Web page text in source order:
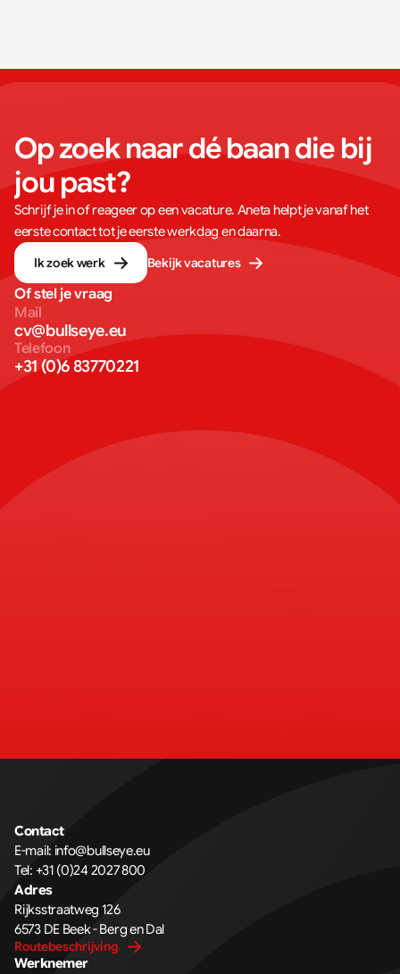
Op zoek naar dé baan die bij
jou past?
Schrijf je in of reageer op een vacature. Aneta helpt je vanaf het
eerste contact tot je eerste werkdag en daarna.
Ik zoek werk
Bekijk vacatures
Of stel je vraag
Mail
cv@bullseye.eu
Telefoon
+31 (0)6 83770221
Contact
E-mail: info@bullseye.eu
Tel: +31 (0)24 2027 800
Adres
Rijksstraatweg 126
6573 DE Beek - Berg en Dal
Routebeschrijving
Werknemer